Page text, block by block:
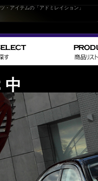
アイテムの「アドミレイション」
中